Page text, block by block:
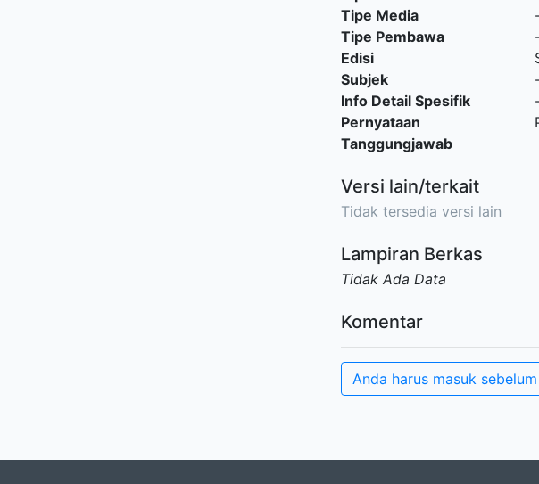
Tipe Media
Tipe Pembawa
Edisi
Subjek
Info Detail Spesifik
Pernyataan
Tanggungjawab
Versi lain/terkait
Tidak tersedia versi lain
Lampiran Berkas
Tidak Ada Data
Komentar
Anda harus masuk